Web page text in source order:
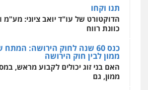
מקצועיים לעורכי דין
מרכז התחלה חדשה
אסירים עבירות מין
לעורכי דין
תנו וקחו
הדוקטורט של עו"ד יואב ציוני: מע"מ
כוונת רווח
כנס 60 שנה לחוק הירושה:
ממון לבין חוק הירושה
האם בני זוג יכולים לקבוע מראש,
ממון, גם